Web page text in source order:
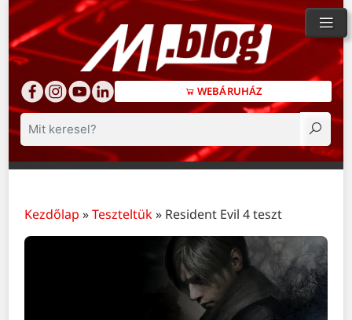
WEBÁRUHÁZ
Keresés
Kezdőlap »Teszteltük» Resident Evil 4 teszt